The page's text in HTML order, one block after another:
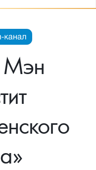
Мэн